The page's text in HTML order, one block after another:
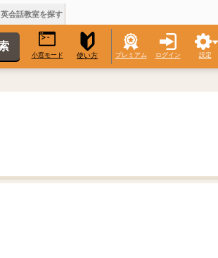
英会話教室を探す
小窓モード 使い方 プレミアム ログイン 設定